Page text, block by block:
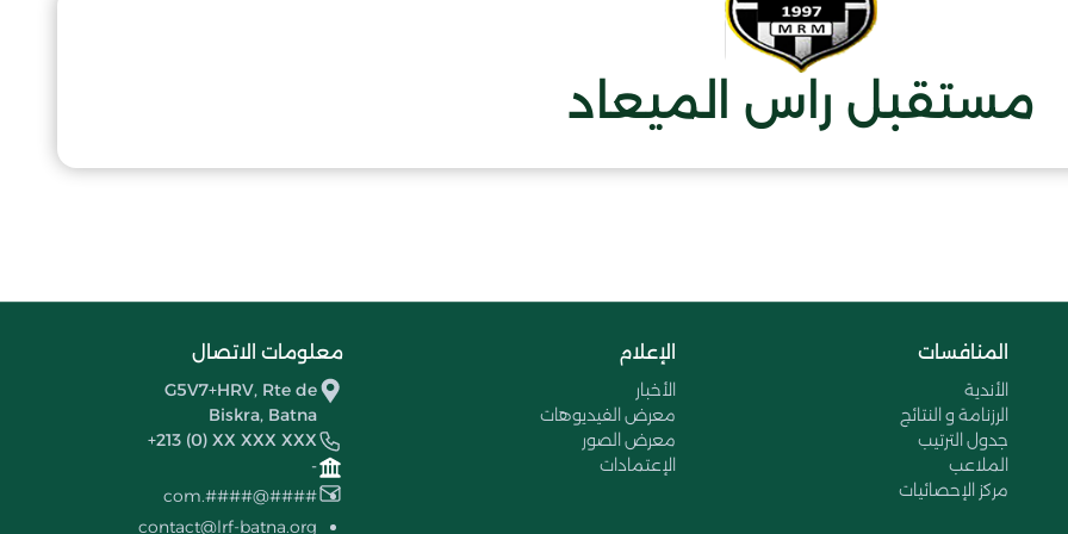
مستقبل راس الميعاد
المنافسات
الأندية
الرزنامة و النتائج
جدول الترتيب
الملاعب
مركز الإحصائيات
الإعلام
الأخبار
معرض الفيديوهات
معرض الصور
الإعتمادات
معلومات الاتصال
G5V7+HRV, Rte de
Biskra, Batna
+213 (0) XX XXX XXX
-
####@####.com
contact@lrf-batna.org